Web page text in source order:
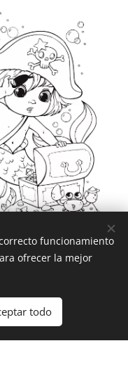
Cookies
funcionamiento
ofrecer la mejor
todo